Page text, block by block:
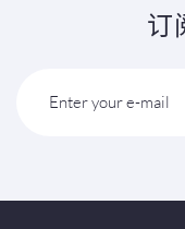
订
Enter your e-mail